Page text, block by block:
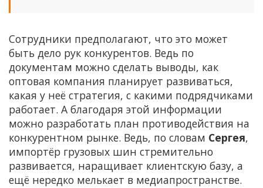
Сотрудники предполагают, что это может
быть дело рук конкурентов. Ведь по
документам можно сделать выводы, как
оптовая компания планирует развиваться,
какая у неё стратегия, с какими подрядчиками
работает. А благодаря этой информации
можно разработать план противодействия на
конкурентном рынке. Ведь, по словам Сергея,
импортёр грузовых шин стремительно
развивается, наращивает клиентскую базу, а
ещё нередко мелькает в медиапространстве.